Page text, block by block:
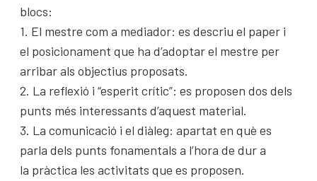
blocs:
1. El mestre com a mediador: es descriu el paper i
el posicionament que ha d’adoptar el mestre per
arribar als objectius proposats.
2. La reflexió i “esperit crític”: es proposen dos dels
punts més interessants d’aquest material.
3. La comunicació i el diàleg: apartat en què es
parla dels punts fonamentals a l’hora de dur a
la pràctica les activitats que es proposen.